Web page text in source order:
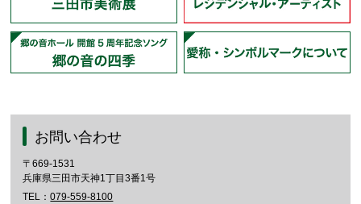
お問い合わせ
〒669-1531
兵庫県三田市天神1丁目3番1号
TEL：079-559-8100